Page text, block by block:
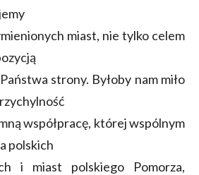
miast, nie tylko celem
strony. Byłoby nam miło
współpracę, której wspólnym
polskich
i miast polskiego Pomorza,